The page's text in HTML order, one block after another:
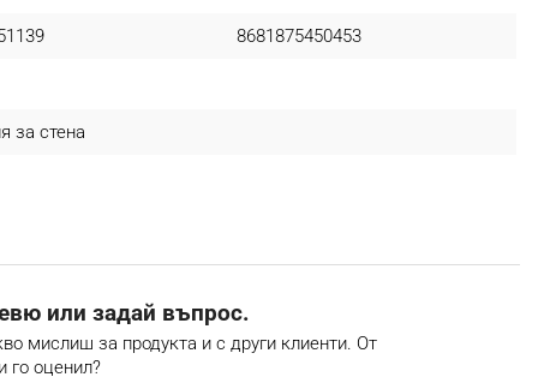
8681875450453
за стена
или задай въпрос.
мислиш за продукта и с други клиенти. От
го оценил?